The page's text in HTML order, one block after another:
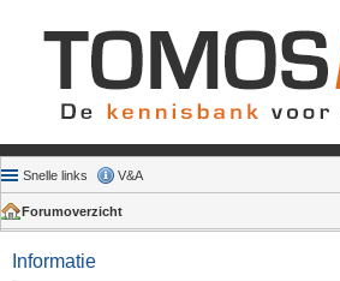
Snelle links V&A
Forumoverzicht
Informatie